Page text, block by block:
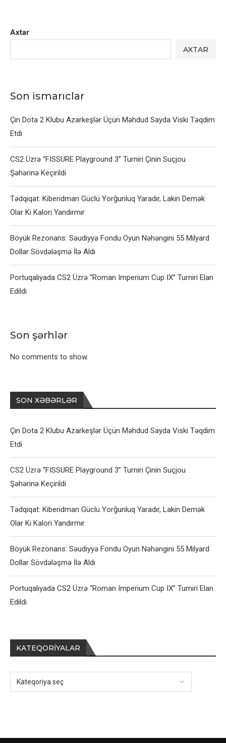
Axtar
AXTAR
Son ismarıclar
Çin Dota 2 Klubu Azarkeşlər Üçün Məhdud Sayda Viski Təqdim
Etdi
CS2 Üzrə “FISSURE Playground 3” Turniri Çinin Suçjou
Şəhərinə Keçirildi
Tədqiqat: Kiberidman Güclü Yorğunluq Yaradır, Lakin Demək
Olar Ki Kalori Yandırmır
Böyük Rezonans: Səudiyyə Fondu Oyun Nəhəngini 55 Milyard
Dollar Sövdələşmə İlə Aldı
Portuqaliyada CS2 Üzrə “Roman Imperium Cup IX” Turniri Elan
Edildi
Son şərhlər
No comments to show.
SON XƏBƏRLƏR
Çin Dota 2 Klubu Azarkeşlər Üçün Məhdud Sayda Viski Təqdim
Etdi
CS2 Üzrə “FISSURE Playground 3” Turniri Çinin Suçjou
Şəhərinə Keçirildi
Tədqiqat: Kiberidman Güclü Yorğunluq Yaradır, Lakin Demək
Olar Ki Kalori Yandırmır
Böyük Rezonans: Səudiyyə Fondu Oyun Nəhəngini 55 Milyard
Dollar Sövdələşmə İlə Aldı
Portuqaliyada CS2 Üzrə “Roman Imperium Cup IX” Turniri Elan
Edildi
KATEQORIYALAR